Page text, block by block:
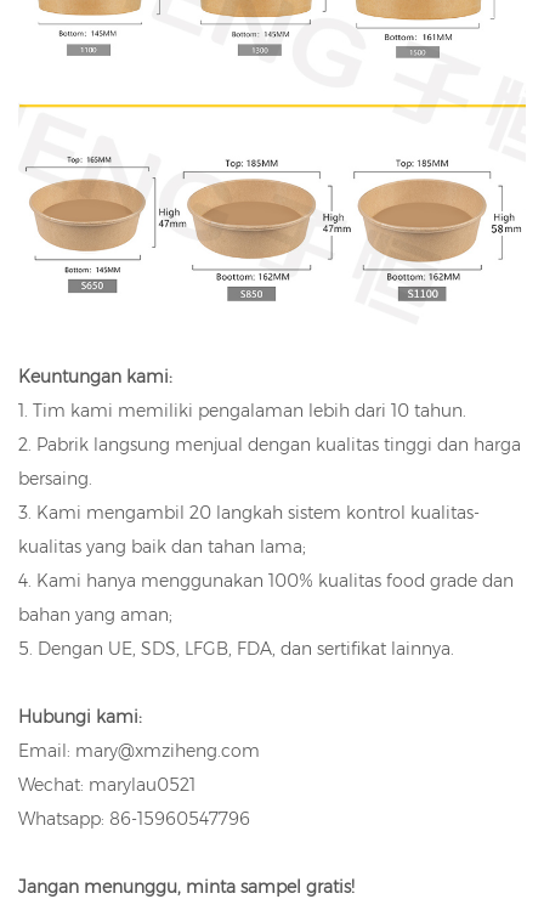
Keuntungan kami:
1. Tim kami memiliki pengalaman lebih dari 10 tahun.
2. Pabrik langsung menjual dengan kualitas tinggi dan harga
bersaing.
3. Kami mengambil 20 langkah sistem kontrol kualitas-
kualitas yang baik dan tahan lama;
4. Kami hanya menggunakan 100% kualitas food grade dan
bahan yang aman;
5. Dengan UE, SDS, LFGB, FDA, dan sertifikat lainnya.
Hubungi kami:
Email: mary@xmziheng.com
Wechat: marylau0521
Whatsapp: 86-15960547796
Jangan menunggu, minta sampel gratis!